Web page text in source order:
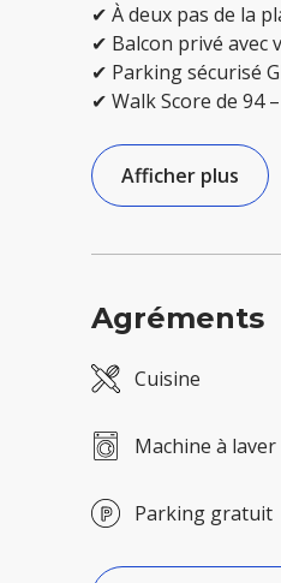
✔ À deux pas de la
✔ Balcon privé avec
✔ Parking sécurisé
✔ Walk Score de 94
Afficher plus
Agréments
Cuisine
Machine à laver
Parking gratuit